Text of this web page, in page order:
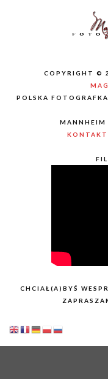
COPYRIGHT ©
POLSKA
MANNHEIM
KONTAKT
CHCIAŁ(A)BYŚ